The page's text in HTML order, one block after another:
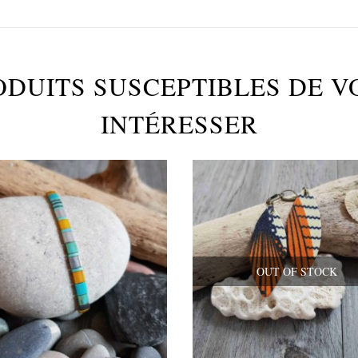
SUSCEPTIBLES DE
INTÉRESSER
OUT OF STOCK